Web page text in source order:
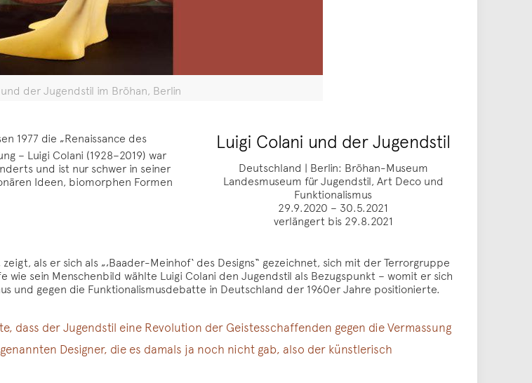
der Jugendstil im Bröhan, Berlin
1977 die „Renaissance des
– Luigi Colani (1928–2019) war
und ist nur schwer in seiner
Ideen, biomorphen Formen
Luigi Colani und der Jugendstil
Deutschland | Berlin: Bröhan-Museum
Landesmuseum für Jugendstil, Art Deco und
Funktionalismus
29.9.2020 – 30.5.2021
verlängert bis 29.8.2021
als er sich als „‚Baader-Meinhof‘ des Designs“ gezeichnet, sich mit der Terrorgruppe
sein Menschenbild wählte Luigi Colani den Jugendstil als Bezugspunkt – womit er sich
und gegen die Funktionalismusdebatte in Deutschland der 1960er Jahre positionierte.
dass der Jugendstil eine Revolution der Geistesschaffenden gegen die Vermassung
Designer, die es damals ja noch nicht gab, also der künstlerisch